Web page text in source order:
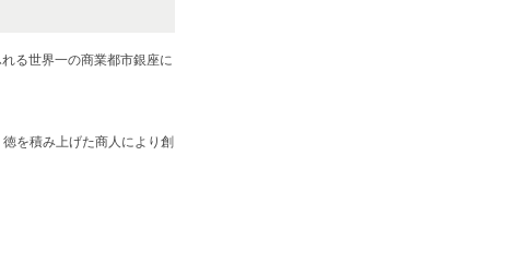
る世界一の商業都市銀座に
を積み上げた商人により創